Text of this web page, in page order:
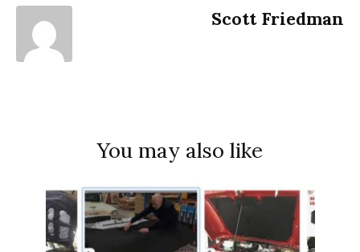
Scott Friedman
You may also like